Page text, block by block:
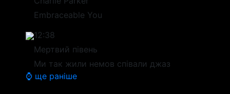
Embraceable You
12:38
Мертвий півень
Ми так жили немов співали джаз
⌚ ще раніше